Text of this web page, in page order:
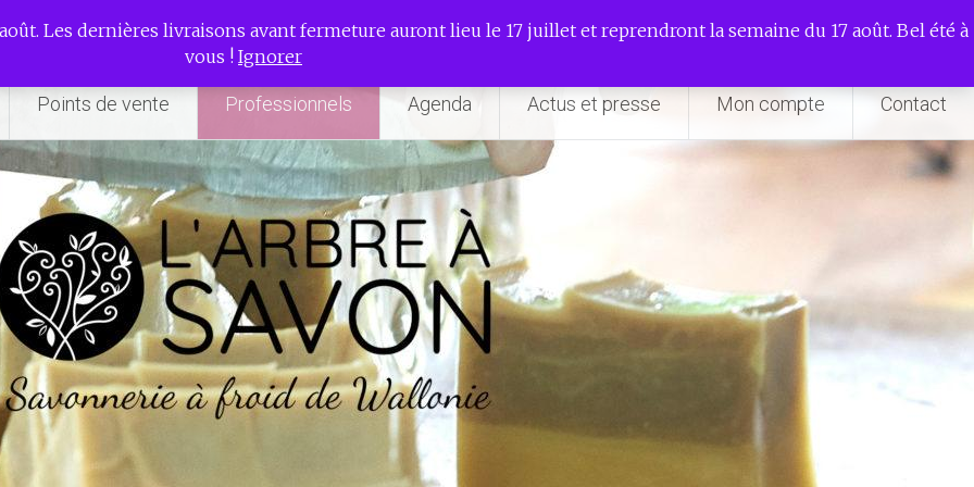
Les dernières livraisons avant fermeture auront lieu le 17 juillet et reprendront la semaine du 17 août. Bel été à
vous ! Ignorer
à froid de Wallonie
Points de vente Professionnels Agenda Actus et presse Mon compte Contact